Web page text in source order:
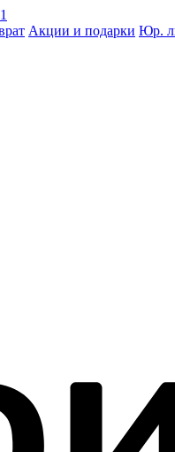
Акции и подарки Юр.